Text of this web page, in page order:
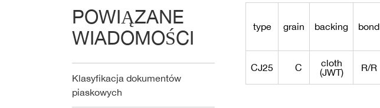
POWIĄZANE
WIADOMOŚCI
Klasyfikacja dokumentów
piaskowych
type grain backing bond
CJ25 C
cloth
(JWT)
R/R